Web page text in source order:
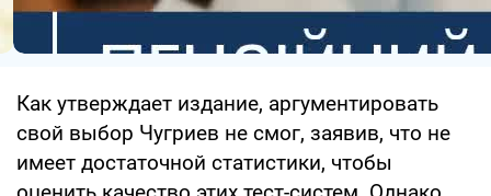
Как утверждает издание, аргументировать
свой выбор Чугриев не смог, заявив, что не
имеет достаточной статистики, чтобы